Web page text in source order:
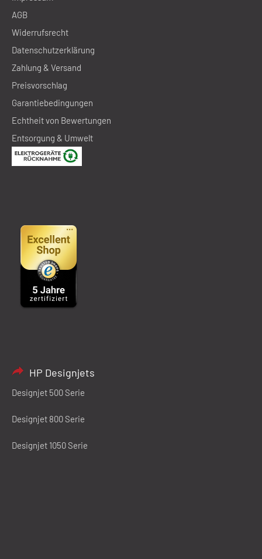
AGB
Widerrufsrecht
Datenschutzerklärung
Zahlung & Versand
Preisvorschlag
Garantiebedingungen
Echtheit von Bewertungen
Entsorgung & Umwelt
HP Designjets
Designjet 500 Serie
Designjet 800 Serie
Designjet 1050 Serie